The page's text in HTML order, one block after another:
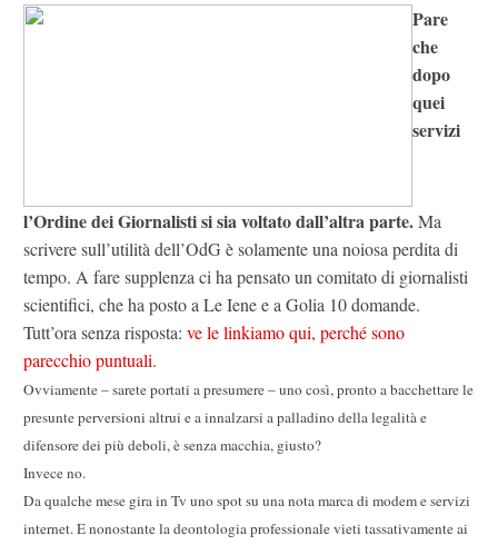
Pare
che
dopo
quei
servizi
l’Ordine dei Giornalisti si sia voltato dall’altra parte.Ma
scrivere sull’utilità dell’OdG è solamente una noiosa perdita di
tempo. A fare supplenza ci ha pensato un comitato di giornalisti
scientifici, che ha posto a Le Iene e a Golia 10 domande.
Tutt’ora senza risposta: ve le linkiamo qui, perché sono
parecchio puntuali.
Ovviamente – sarete portati a presumere – uno così, pronto a bacchettare le
presunte perversioni altrui e a innalzarsi a palladino della legalità e
difensore dei più deboli, è senza macchia, giusto?
Invece no.
Da qualche mese gira in Tv uno spot su una nota marca di modem e servizi
internet. E nonostante la deontologia professionale vieti tassativamente ai